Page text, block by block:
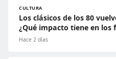
CULTURA
Los clásicos de los 80
¿Qué impacto tiene en los
Hace 2 días